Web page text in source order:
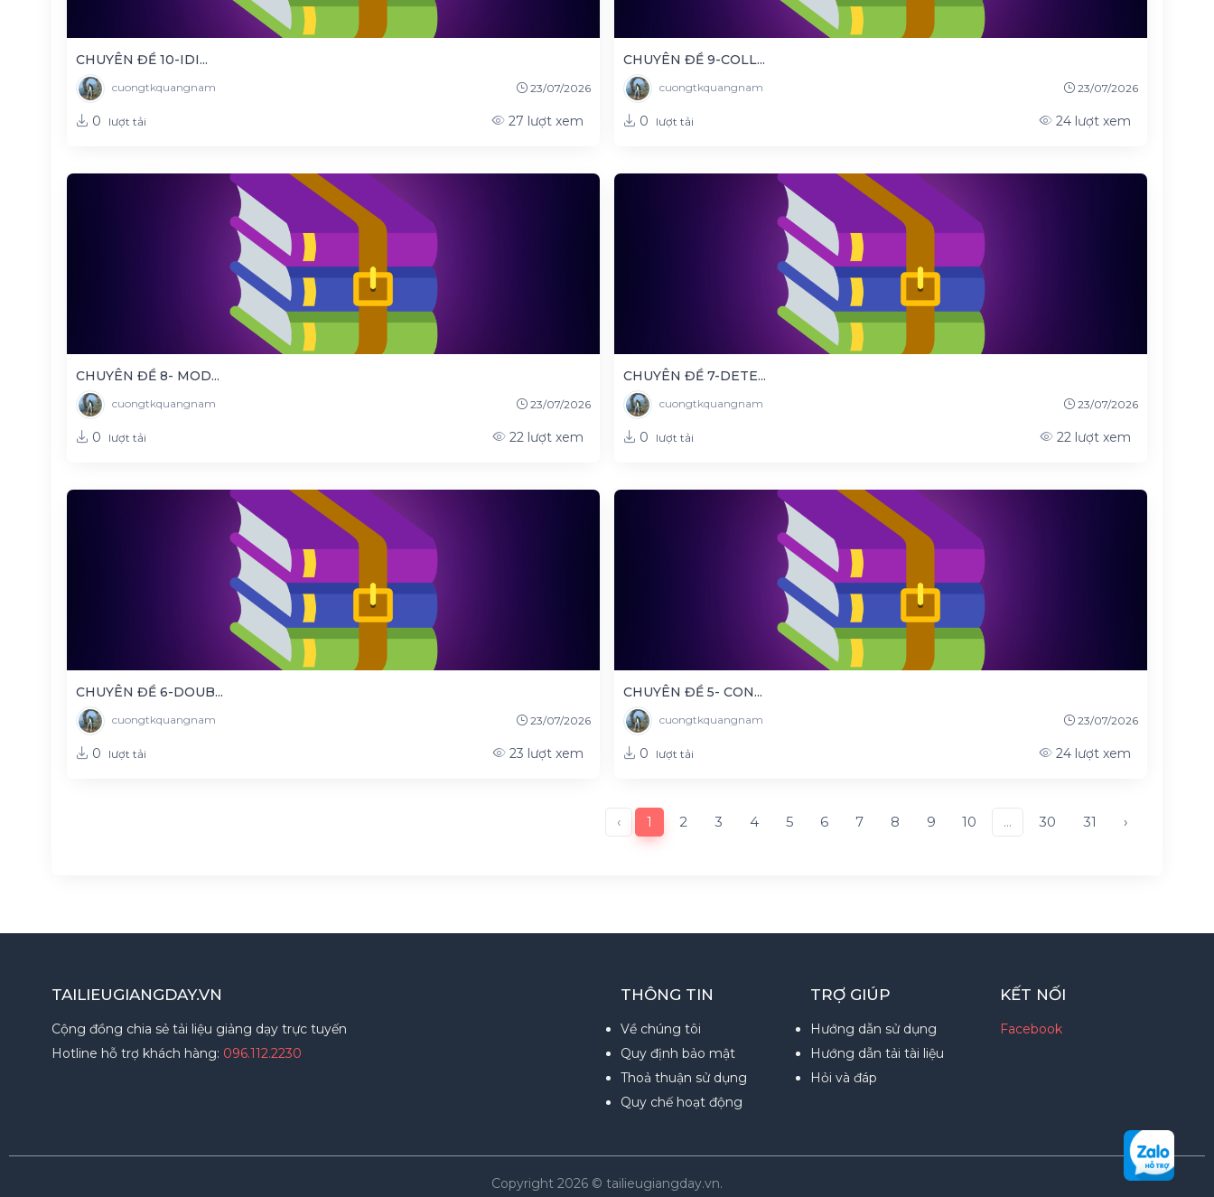
CHUYÊN ĐỀ 10-IDI...
cuongtkquangnam 23/07/2026
0 lượt tải 27 lượt xem
CHUYÊN ĐỀ 9-COLL...
cuongtkquangnam 23/07/2026
0 lượt tải 24 lượt xem
CHUYÊN ĐỀ 8- MOD...
cuongtkquangnam 23/07/2026
0 lượt tải 22 lượt xem
CHUYÊN ĐỀ 7-DETE...
cuongtkquangnam 23/07/2026
0 lượt tải 22 lượt xem
CHUYÊN ĐỀ 6-DOUB...
cuongtkquangnam 23/07/2026
0 lượt tải 23 lượt xem
CHUYÊN ĐỀ 5- CON...
cuongtkquangnam 23/07/2026
0 lượt tải 24 lượt xem
‹ 1 2 3 4 5 6 7 8 9 10 ... 30 31 ›
TAILIEUGIANGDAY.VN
Cộng đồng chia sẻ tải liệu giảng dạy trực tuyến
Hotline hỗ trợ khách hàng: 096.112.2230
THÔNG TIN
Về chúng tôi
Quy định bảo mật
Thoả thuận sử dụng
Quy chế hoạt động
TRỢ GIÚP
Hướng dẫn sử dụng
Hướng dẫn tải tài liệu
Hỏi và đáp
KẾT NỐI
Facebook
Copyright 2026 © tailieugiangday.vn.